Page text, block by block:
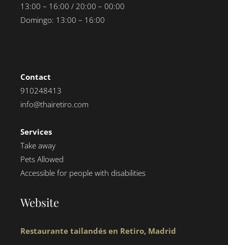
13:00 – 16:00 / 20:00 – 00:00
Domingo: 13:00 – 16:00
Contact
910248413
info@thairetiro.com
Services
Take away
Pets Allowed
Accessible for people with disabilities
Website
Restaurante tailandés en Retiro, Madrid